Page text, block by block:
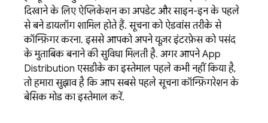
दिखाने के लिए ऐप्लिकेशन का अपडेट और साइन-इन के पहले
से बने डायलॉग शामिल होते हैं. सूचना को ऐडवांस तरीके से
कॉन्फ़िगर करना. इससे आपको अपने यूज़र इंटरफ़ेस को पसंद
के मुताबिक बनाने की सुविधा मिलती है. अगर आपनेApp
Distribution एसडीके का इस्तेमाल पहले कभी नहीं किया है,
तो हमारा सुझाव है कि आप सबसे पहले सूचना कॉन्फ़िगरेशन के
बेसिक मोड का इस्तेमाल करें.